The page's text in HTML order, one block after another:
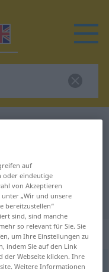
für
auf
oder eindeutige
von Akzeptieren
„Wir und unsere
bereitzustellen“
sind, sind manche
so relevant für Sie. Sie
um Ihre Einstellungen zu
indem Sie auf den Link
der Webseite klicken. Ihre
Weitere Informationen